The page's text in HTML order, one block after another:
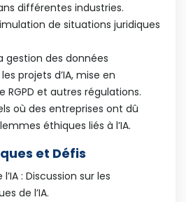
différentes industries.​
de situations juridiques
gestion des données
projets d’IA, mise en
et autres régulations.​
où des entreprises ont dû
éthiques liés à l’IA.​
et Défis​
: Discussion sur les
de l’IA.​